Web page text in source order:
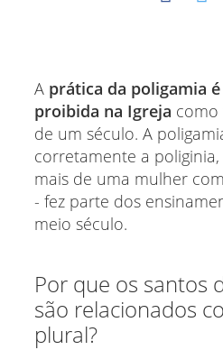
A prática da poligamia
proibida na Igreja como
de um século. A
corretamente a
mais de uma mulher
- fez parte dos
meio século.
Por que os santos
são relacionados
plural?